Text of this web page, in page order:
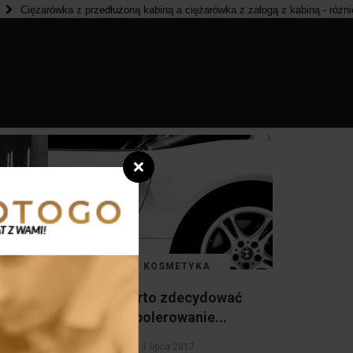
z przedłużoną kabiną a ciężarówka z załogą z kabiną - różnice
AUTO KOSMETYKA
Kiedy warto zdecydować
się na polerowanie...
1 lipca 2017
❌